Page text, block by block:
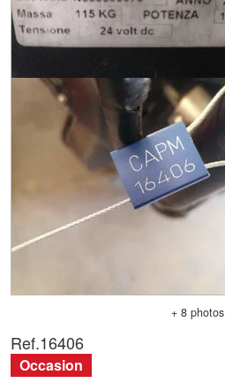
+ 8 photos
Ref.16406
Occasion